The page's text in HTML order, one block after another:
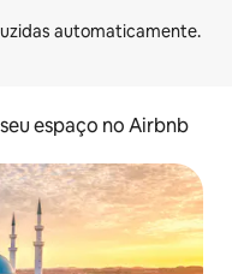
espaço no Airbnb